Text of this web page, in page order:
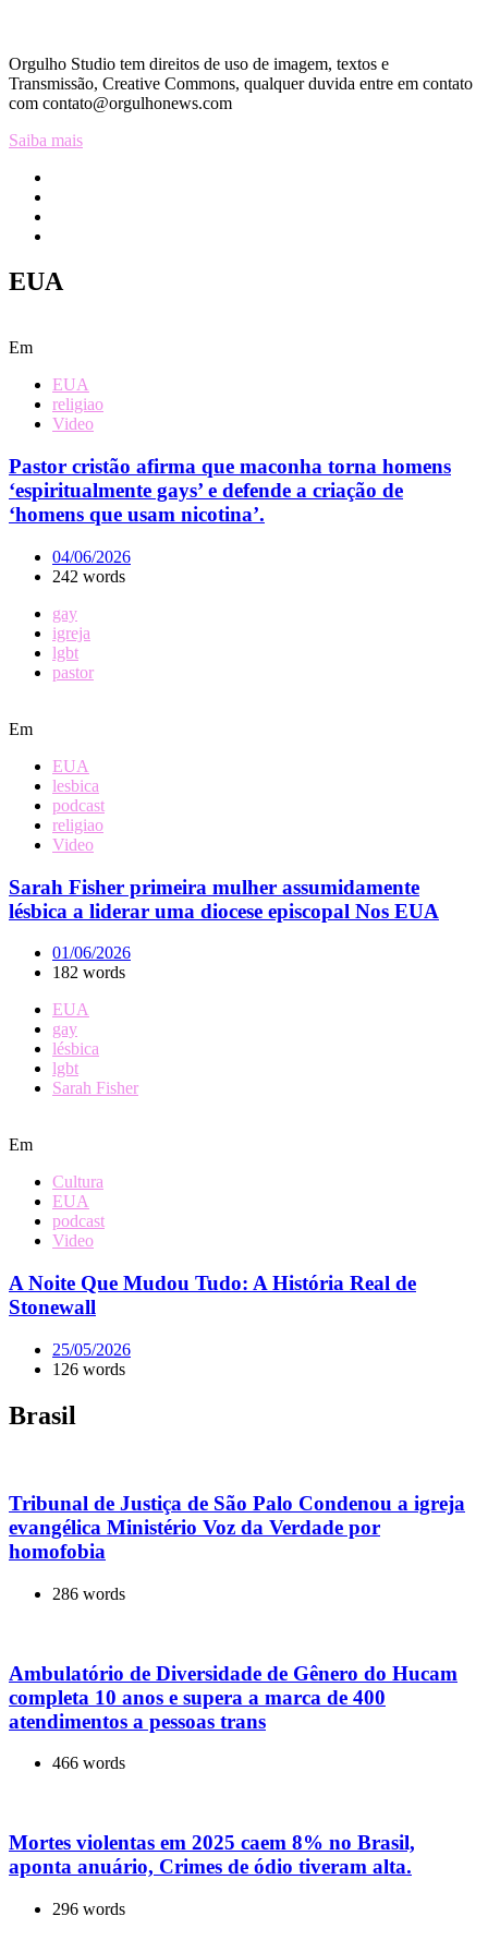
Orgulho Studio tem direitos de uso de imagem, textos e
Transmissão, Creative Commons, qualquer duvida entre em contato
com contato@orgulhonews.com
Saiba mais
EUA
Em
EUA
religiao
Video
Pastor cristão afirma que maconha torna homens
‘espiritualmente gays’ e defende a criação de
‘homens que usam nicotina’.
04/06/2026
242 words
gay
igreja
lgbt
pastor
Em
EUA
lesbica
podcast
religiao
Video
Sarah Fisher primeira mulher assumidamente
lésbica a liderar uma diocese episcopal Nos EUA
01/06/2026
182 words
EUA
gay
lésbica
lgbt
Sarah Fisher
Em
Cultura
EUA
podcast
Video
A Noite Que Mudou Tudo: A História Real de
Stonewall
25/05/2026
126 words
Brasil
Tribunal de Justiça de São Palo Condenou a igreja
evangélica Ministério Voz da Verdade por
homofobia
286 words
Ambulatório de Diversidade de Gênero do Hucam
completa 10 anos e supera a marca de 400
atendimentos a pessoas trans
466 words
Mortes violentas em 2025 caem 8% no Brasil,
aponta anuário, Crimes de ódio tiveram alta.
296 words